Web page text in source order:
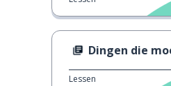
Dingen die
Lessen